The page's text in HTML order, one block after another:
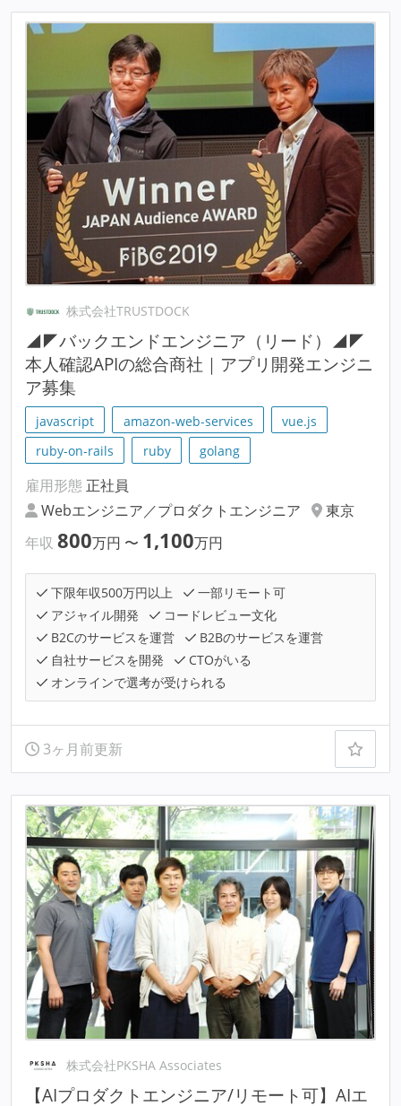
株式会社TRUSTDOCK
◢◤バックエンドエンジニア（リード）◢◤
本人確認APIの総合商社｜アプリ開発エンジニ
ア募集
javascript amazon-web-services
vue.js
ruby-on-rails
ruby golang
雇用形態 正社員
Webエンジニア／プロダクトエンジニア
東京
年収 800万円 〜 1,100万円
下限年収500万円以上
一部リモート可
アジャイル開発
コードレビュー文化
B2Cのサービスを運営
B2Bのサービスを運営
自社サービスを開発
CTOがいる
オンラインで選考が受けられる
3ヶ月前更新
株式会社PKSHA Associates
【AIプロダクトエンジニア/リモート可】AIエ